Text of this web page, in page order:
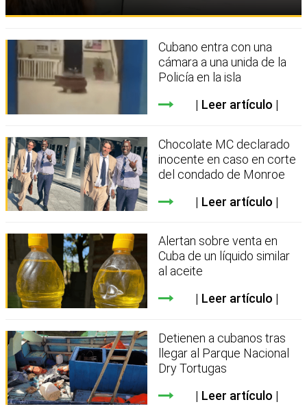
Cubano entra con una
cámara a una unida de la
Policía en la isla
Leer artículo
Chocolate MC declarado
inocente en caso en corte
del condado de Monroe
Leer artículo
Alertan sobre venta en
Cuba de un líquido similar
al aceite
Leer artículo
Detienen a cubanos tras
llegar al Parque Nacional
Dry Tortugas
Leer artículo